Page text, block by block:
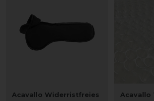
Acavallo Widerristfreies
Acavallo